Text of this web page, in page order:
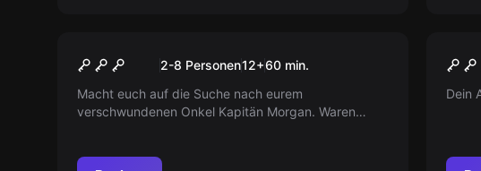
Das Vermächtnis des
Kapitäns
2-8 Personen12+60 min.
Macht euch auf die Suche nach eurem
verschwundenen Onkel Kapitän Morgan. Waren
Seemanns-Kajüte erwarten?
Neu
Dein